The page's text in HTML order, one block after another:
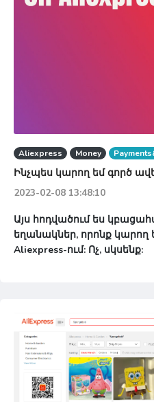
Aliexpress Money
Ինչպես կարող եմ գործ
2023-02-08 13:48:10
Այս հոդվածում ես
եղանակներ, որոնք կարող
Aliexpress-ում: Ոչ, սկսենք: